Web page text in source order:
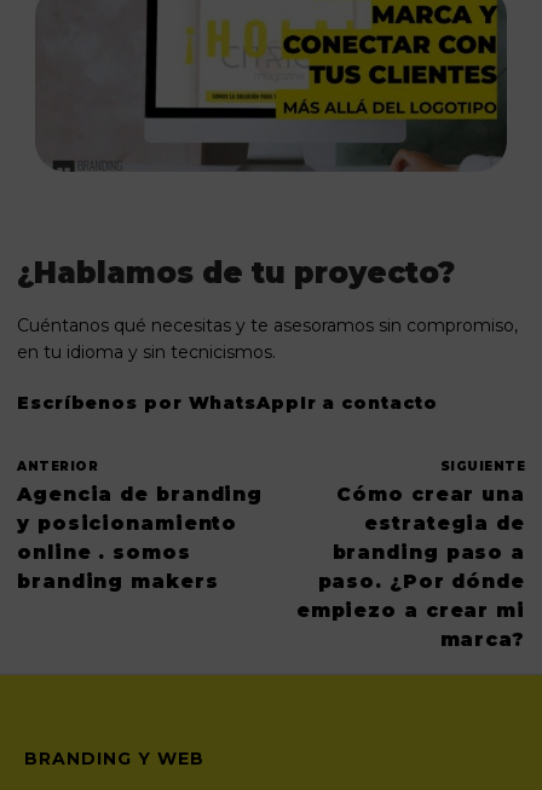
¿Hablamos de tu proyecto?
Cuéntanos qué necesitas y te asesoramos sin compromiso,
en tu idioma y sin tecnicismos.
Escríbenos por WhatsAppIr a contacto
ANTERIOR
Agencia de branding
y posicionamiento
online . somos
branding makers
SIGUIENTE
Cómo crear una
estrategia de
branding paso a
paso. ¿Por dónde
empiezo a crear mi
marca?
BRANDING Y WEB